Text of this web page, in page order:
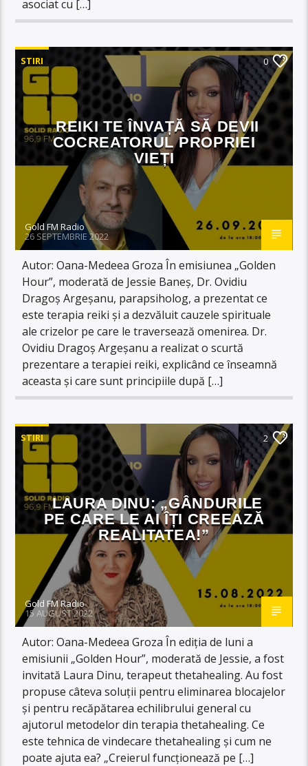
asociat cu […]
STIRI 0
REIKI TE ÎNVAȚĂ SĂ DEVII
COCREATORUL PROPRIEI
VIEȚI
Gold FM Radio
26 SEPTEMBRIE 2022
Autor: Oana-Medeea Groza În emisiunea „Golden
Hour”, moderată de Jessie Baneș, Dr. Ovidiu
Dragoș Argeșanu, parapsiholog, a prezentat ce
este terapia reiki și a dezvăluit cauzele spirituale
ale crizelor pe care le traversează omenirea. Dr.
Ovidiu Dragoș Argeșanu a realizat o scurtă
prezentare a terapiei reiki, explicând ce înseamnă
aceasta și care sunt principiile după […]
STIRI 2
LAURA DINU: „GÂNDURILE
PE CARE LE AI ÎȚI CREEAZĂ
REALITATEA!”
Gold FM Radio
15 AUGUST 2022
Autor: Oana-Medeea Groza În ediția de luni a
emisiunii „Golden Hour”, moderată de Jessie, a fost
invitată Laura Dinu, terapeut thetahealing. Au fost
propuse câteva soluții pentru eliminarea blocajelor
și pentru recăpătarea echilibrului general cu
ajutorul metodelor din terapia thetahealing. Ce
este tehnica de vindecare thetahealing și cum ne
poate ajuta ea? „Creierul funcționează pe […]